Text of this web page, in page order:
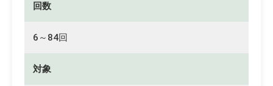
回数
6～84回
対象